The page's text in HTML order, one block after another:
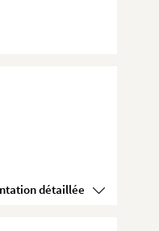
Voir la présentation détaillée